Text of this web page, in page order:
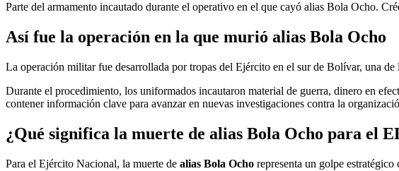
Parte del armamento incautado durante el operativo en el que cayó alias Bola Ocho.
Así fue la operación en la que murió alias Bola Ocho
La operación militar fue desarrollada por tropas del Ejército en el sur de Bolívar, una
Durante el procedimiento, los uniformados incautaron material de guerra, dinero en
contener información clave para avanzar en nuevas investigaciones contra la
¿Qué significa la muerte de alias Bola Ocho para el
Para el Ejército Nacional, la muerte de alias Bola Ocho representa un golpe